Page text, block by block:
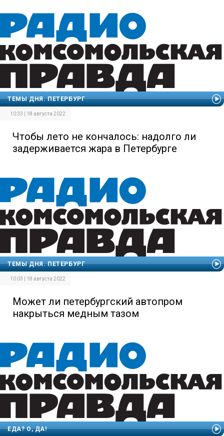
ТЕМЫ ДНЯ. ПЕТЕРБУРГ
10:33 | 18 августа 2022
Чтобы лето не кончалось: надолго ли
задерживается жара в Петербурге
ТЕМЫ ДНЯ. ПЕТЕРБУРГ
10:03 | 18 августа 2022
Может ли петербургский автопром
накрыться медным тазом
ЕДА? О, ДА!